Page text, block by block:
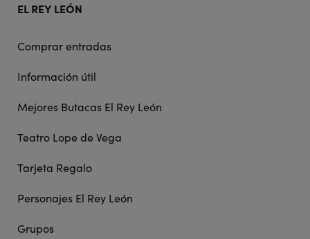
EL REY LEÓN
Comprar entradas
Información útil
Mejores Butacas El Rey León
Teatro Lope de Vega
Tarjeta Regalo
Personajes El Rey León
Grupos